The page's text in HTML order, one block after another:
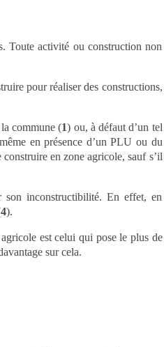
Toute activité ou construction non
pour réaliser des constructions,
commune (1) ou, à défaut d’un tel
en présence d’un PLU ou du
en zone agricole, sauf s’il
inconstructibilité. En effet, en
4).
est celui qui pose le plus de
sur cela.